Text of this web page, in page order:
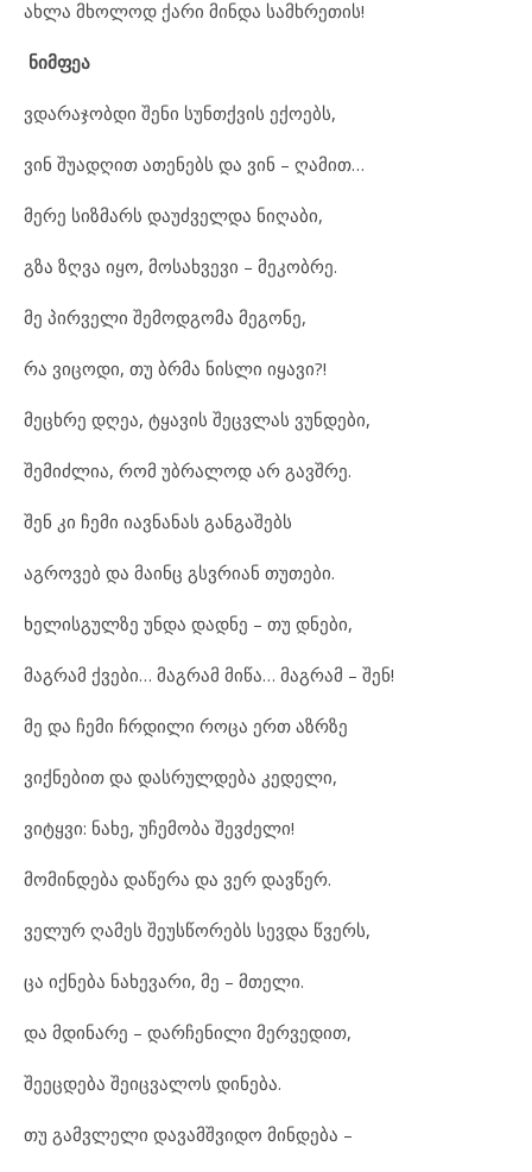
ახლა მხოლოდ ქარი მინდა სამხრეთის!
ნიმფეა
ვდარაჯობდი შენი სუნთქვის ექოებს,
ვინ შუადღით ათენებს და ვინ – ღამით…
მერე სიზმარს დაუძველდა ნიღაბი,
გზა ზღვა იყო, მოსახვევი – მეკობრე.
მე პირველი შემოდგომა მეგონე,
რა ვიცოდი, თუ ბრმა ნისლი იყავი?!
მეცხრე დღეა, ტყავის შეცვლას ვუნდები,
შემიძლია, რომ უბრალოდ არ გავშრე.
შენ კი ჩემი იავნანას განგაშებს
აგროვებ და მაინც გსვრიან თუთები.
ხელისგულზე უნდა დადნე – თუ დნები,
მაგრამ ქვები… მაგრამ მიწა… მაგრამ – შენ!
მე და ჩემი ჩრდილი როცა ერთ აზრზე
ვიქნებით და დასრულდება კედელი,
ვიტყვი: ნახე, უჩემობა შევძელი!
მომინდება დაწერა და ვერ დავწერ.
ველურ ღამეს შეუსწორებს სევდა წვერს,
ცა იქნება ნახევარი, მე – მთელი.
და მდინარე – დარჩენილი მერვედით,
შეეცდება შეიცვალოს დინება.
თუ გამვლელი დავამშვიდო მინდება –